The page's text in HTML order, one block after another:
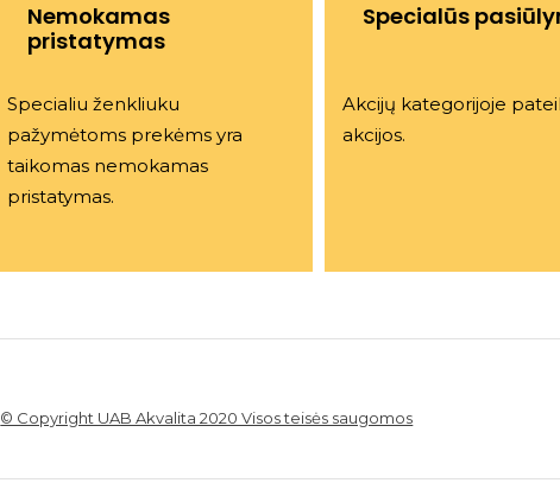
Nemokamas
pristatymas
Specialiu ženkliuku
pažymėtoms prekėms yra
taikomas nemokamas
pristatymas.
Specialūs
Akcijų kategorijoje
akcijos.
© Copyright UAB Akvalita 2020 Visos teisės saugomos